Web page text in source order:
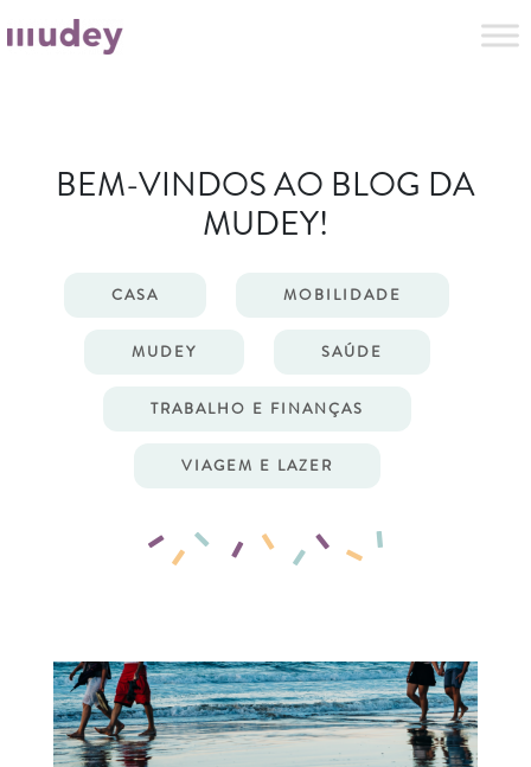
BEM-VINDOS AO BLOG DA
MUDEY!
CASA MOBILIDADE
MUDEY SAÚDE
TRABALHO E FINANÇAS
VIAGEM E LAZER